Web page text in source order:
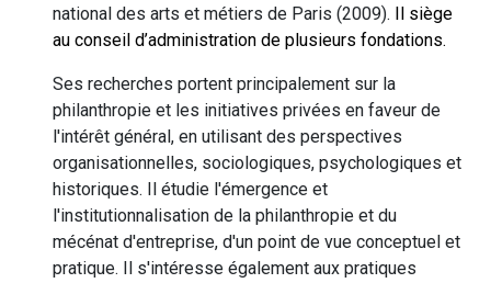
national des arts et métiers de Paris (2009).
Il siège
au conseil d’administration de plusieurs fondations.
Ses recherches portent principalement sur la
philanthropie et les initiatives privées en faveur de
l'intérêt général, en utilisant des perspectives
organisationnelles, sociologiques, psychologiques et
historiques. Il étudie l'émergence et
l'institutionnalisation de la philanthropie et du
mécénat d'entreprise, d'un point de vue conceptuel et
pratique. Il s'intéresse également aux pratiques